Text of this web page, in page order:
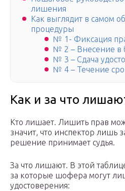
лишения
Как выглядит в самом
процедуры
№ 1- Фиксация
№ 2 – Внесение в
№ 3 – Сдача
№ 4 – Течение
Как и за что
Кто лишает. Лишить прав
значит, что инспектор лишь
решение принимает судья.
За что лишают. В этой
за которые шофера могут
удостоверения: